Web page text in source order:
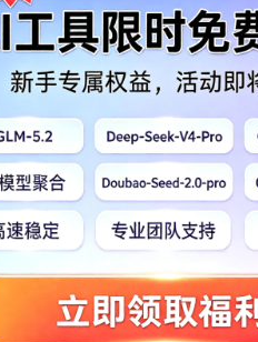
，像一个无声的怀抱，更喜欢你
到动态 举报